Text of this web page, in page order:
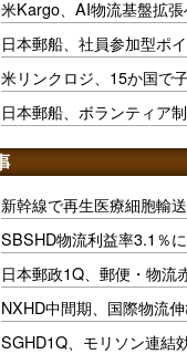
米Kargo、AI物流基盤拡
日本郵船、社員参加型ポ
米リンクロジ、15か国で
日本郵船、ボランティア
新幹線で再生医療細胞輸
SBSHD物流利益率3.1％
日本郵政1Q、郵便・物流
NXHD中間期、国際物流
SGHD1Q、モリソン連結